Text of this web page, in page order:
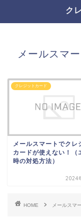
ク
メールスマ
クレジットカード
メールスマートでクレ
カードが使えない！（
時の対処方法）
2024
HOME メールスマ